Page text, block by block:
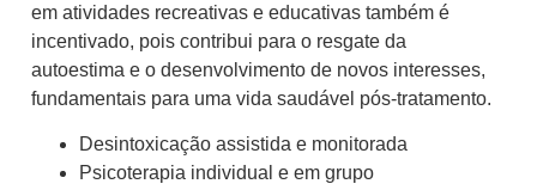
em atividades recreativas e educativas também é
incentivado, pois contribui para o resgate da
autoestima e o desenvolvimento de novos interesses,
fundamentais para uma vida saudável pós-tratamento.
Desintoxicação assistida e monitorada
Psicoterapia individual e em grupo